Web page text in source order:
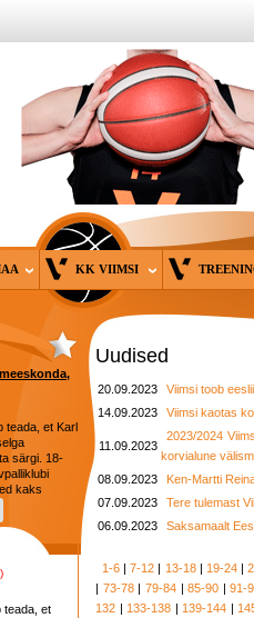
KK VIIMSI
teada, et Karl
särgi. 18-
kaks
teada, et
Uudised
20.09.2023
Viimsi toob
14.09.2023
Viimsi kaotas
11.09.2023
2023/2024
korvialune
08.09.2023
Ken-Martti
07.09.2023
Tere tulemast
06.09.2023
Saksamaalt
1-6 |7-12 | 13-18| 19-24|
| 73-78| 79-84|85-90 |91-
132 | 133-138 | 139-144 |